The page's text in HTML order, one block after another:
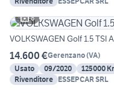
8
VOLKSWAGEN Golf 1.5 TSI
14.600 €Gerenzano(VA)
Usato
09/2020 125000
Rivenditore ESSEPCAR SRL